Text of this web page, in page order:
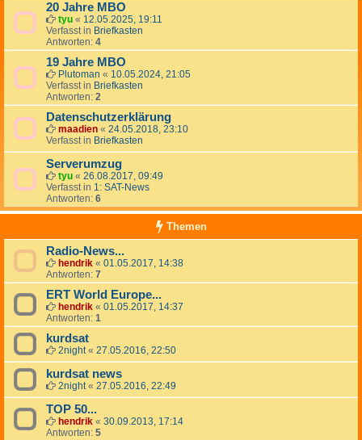
20 Jahre MBO
tyu « 12.05.2025, 19:11
Verfasst in Briefkasten
Antworten: 4
19 Jahre MBO
Plutoman « 10.05.2024, 21:05
Verfasst in Briefkasten
Antworten: 2
Datenschutzerklärung
maadien « 24.05.2018, 23:10
Verfasst in Briefkasten
Serverumzug
tyu « 26.08.2017, 09:49
Verfasst in 1: SAT-News
Antworten: 6
Themen
Radio-News...
hendrik « 01.05.2017, 14:38
Antworten: 7
ERT World Europe...
hendrik « 01.05.2017, 14:37
Antworten: 1
kurdsat
2night« 27.05.2016, 22:50
kurdsat news
2night« 27.05.2016, 22:49
TOP 50...
hendrik « 30.09.2013, 17:14
Antworten: 5